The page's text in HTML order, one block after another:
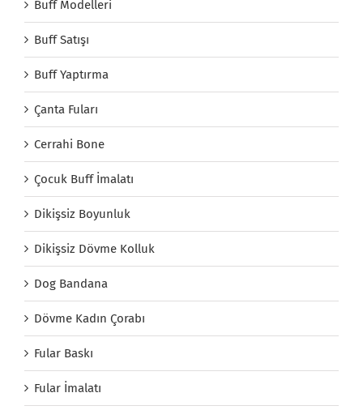
Buff Modelleri
Buff Satışı
Buff Yaptırma
Çanta Fuları
Cerrahi Bone
Çocuk Buff İmalatı
Dikişsiz Boyunluk
Dikişsiz Dövme Kolluk
Dog Bandana
Dövme Kadın Çorabı
Fular Baskı
Fular İmalatı